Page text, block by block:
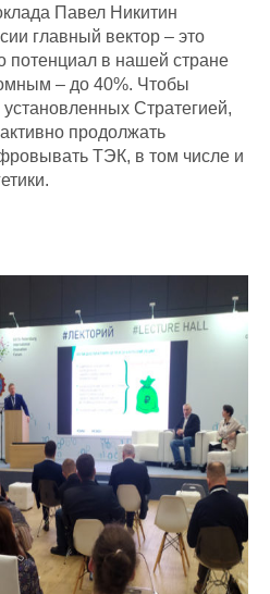
Павел Никитин
главный вектор – это
потенциал в нашей стране
– до 40%. Чтобы
установленных Стратегией,
продолжать
ТЭК, в том числе и